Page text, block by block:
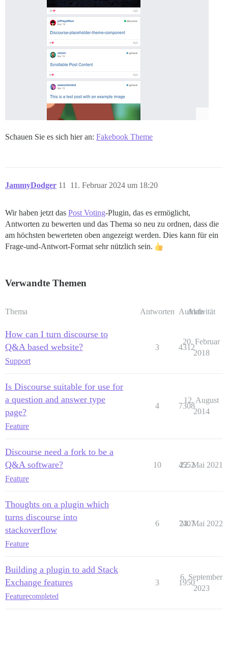
Schauen Sie es sich hier an: Fakebook Theme
JammyDodger 11. Februar 2024 um 18:20
11
Wir haben jetzt das Post Voting-Plugin, das es ermöglicht,
Antworten zu bewerten und das Thema so neu zu ordnen, dass die
am höchsten bewerteten oben angezeigt werden. Dies kann für ein
Frage-und-Antwort-Format sehr nützlich sein.
Verwandte Themen
Thema Antworten Aufrufe
Aktivität
How can I turn discourse to
Q&A based website?
Support
3 4312
20. Februar
2018
Is Discourse suitable for use for
a question and answer type
page?
Feature
4 7308
12. August
2014
Discourse need a fork to be a
Q&A software?
Feature
10 4552
22. Mai 2021
Thoughts on a plugin which
turns discourse into
stackoverflow
Feature
6 7407
23. Mai 2022
Building a plugin to add Stack
Exchange features
Featurecompleted
3 1950
6. September
2023